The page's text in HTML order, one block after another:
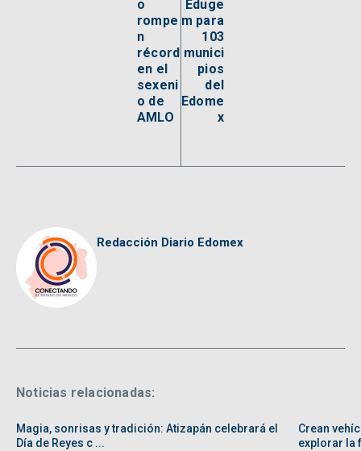
o
rompe
n
récord
en el
sexeni
o de
AMLO
Eduge
m para
103
munici
pios
del
Edome
x
Redacción Diario Edomex
Noticias relacionadas:
Magia, sonrisas y tradición: Atizapán celebrará el
Día de Reyes c ...
Crean
explorar la